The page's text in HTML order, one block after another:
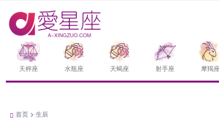
天枰座 水瓶座 天蝎座 射手座 摩羯
首页 > 生辰